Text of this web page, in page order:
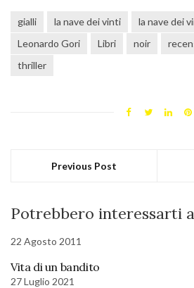
gialli la nave dei vinti
la nave dei
Leonardo Gori
Libri noir
thriller
Previous Post
Potrebbero interessarti
22 Agosto 2011
Vita di un bandito
27 Luglio 2021